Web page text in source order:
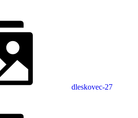
dleskovec-27